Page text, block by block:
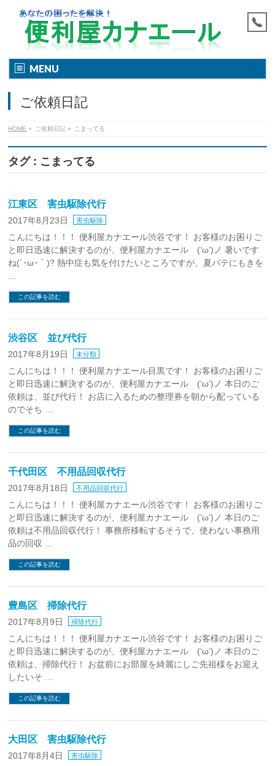
MENU
ご依頼日記
HOME » ご依頼日記 » こまってる
タグ : こまってる
江東区 害虫駆除代行
2017年8月23日 害虫駆除
こんにちは！！！ 便利屋カナエール渋谷です！ お客様のお困りご
と即日迅速に解決するのが、便利屋カナエール (‘ω’)ノ 暑いです
ね(´･ω･｀)? 熱中症も気を付けたいところですが、夏バテにもきを
この記事を読む
渋谷区 並び代行
2017年8月19日 未分類
こんにちは！！！ 便利屋カナエール目黒です！ お客様のお困りご
と即日迅速に解決するのが、便利屋カナエール (‘ω’)ノ 本日のご
依頼は、並び代行！ お店に入るための整理券を朝から配っている
のでそち …
この記事を読む
千代田区 不用品回収代行
2017年8月18日 不用品回収代行
こんにちは！！！ 便利屋カナエール渋谷です！ お客様のお困りご
と即日迅速に解決するのが、便利屋カナエール (‘ω’)ノ 本日のご
依頼は不用品回収代行！ 事務所移転するそうで、使わない事務用
品の回収 …
この記事を読む
豊島区 掃除代行
2017年8月9日 掃除代行
こんにちは！！！ 便利屋カナエール渋谷です！ お客様のお困りご
と即日迅速に解決するのが、便利屋カナエール (‘ω’)ノ 本日のご
依頼は、掃除代行！ お盆前にお部屋を綺麗にしご先祖様をお迎え
したいそ …
この記事を読む
大田区 害虫駆除代行
2017年8月4日 害虫駆除